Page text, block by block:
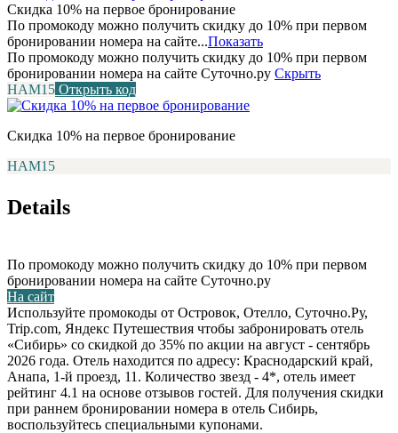
Скидка 10% на первое бронирование
По промокоду можно получить скидку до 10% при первом
бронировании номера на сайте...Показать
По промокоду можно получить скидку до 10% при первом
бронировании номера на сайте Суточно.ру Скрыть
НАМ15 Открыть код
Скидка 10% на первое бронирование
НАМ15
Details
По промокоду можно получить скидку до 10% при первом
бронировании номера на сайте Суточно.ру
На сайт
Используйте промокоды от Островок, Отелло, Суточно.Ру,
Trip.com, Яндекс Путешествия чтобы забронировать отель
«Сибирь» со скидкой до 35% по акции на август - сентябрь
2026 года. Отель находится по адресу: Краснодарский край,
Анапа, 1-й проезд, 11. Количество звезд - 4*, отель имеет
рейтинг 4.1 на основе отзывов гостей. Для получения скидки
при раннем бронировании номера в отель Сибирь,
воспользуйтесь специальными купонами.